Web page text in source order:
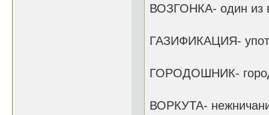
ВОЗГОНКА- один из
ГАЗИФИКАЦИЯ-
ГОРОДОШНИК-
ВОРКУТА-